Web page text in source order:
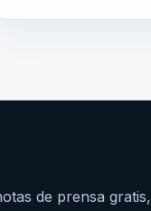
de prensa gratis,